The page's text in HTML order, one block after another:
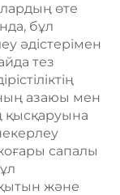
өте
бұл
әдістерімен
тез
азаюы мен
қысқаруына
сапалы
және